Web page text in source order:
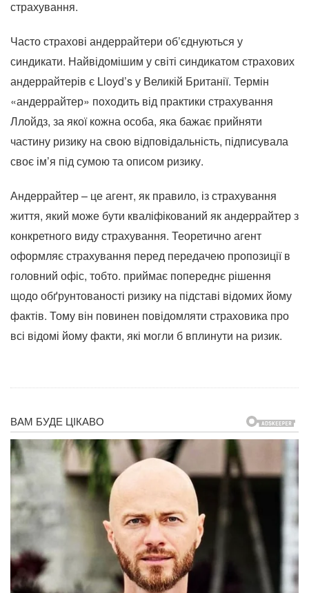
страхування.
Часто страхові андеррайтери об’єднуються у
синдикати. Найвідомішим у світі синдикатом страхових
андеррайтерів є Lloyd’s у Великій Британії. Термін
«андеррайтер» походить від практики страхування
Ллойдз, за ​​якої кожна особа, яка бажає прийняти
частину ризику на свою відповідальність, підписувала
своє ім’я під сумою та описом ризику.
Андеррайтер – це агент, як правило, із страхування
життя, який може бути кваліфікований як андеррайтер з
конкретного виду страхування. Теоретично агент
оформляє страхування перед передачею пропозиції в
головний офіс, тобто. приймає попереднє рішення
щодо обґрунтованості ризику на підставі відомих йому
фактів. Тому він повинен повідомляти страховика про
всі відомі йому факти, які могли б вплинути на ризик.